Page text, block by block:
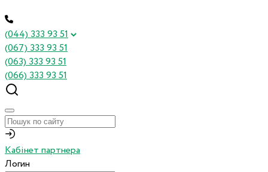
(044) 333 93 51
(067) 333 93 51
(063) 333 93 51
(066) 333 93 51
Кабінет партнера
Логин